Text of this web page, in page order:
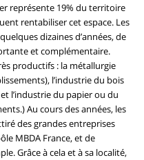
représente 19% du territoire
rentabiliser cet espace. Les
dizaines d’années, de
et complémentaire.
productifs : la métallurgie
l’industrie du bois
l’industrie du papier ou du
Au cours des années, les
des grandes entreprises
MBDA France, et de
Grâce à cela et à sa localité,